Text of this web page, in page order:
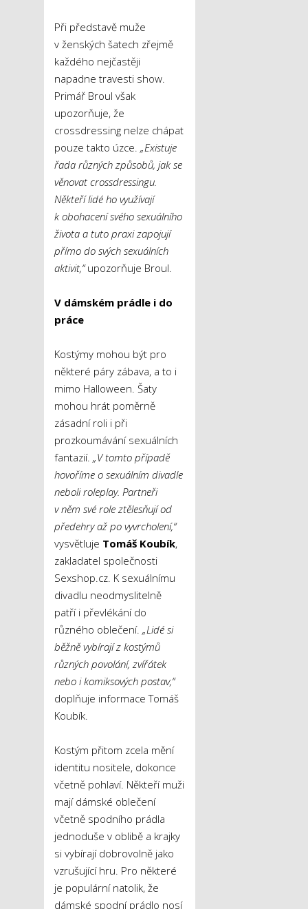
Při představě muže
v ženských šatech zřejmě
každého nejčastěji
napadne travesti show.
Primář Broul však
upozorňuje, že
crossdressing nelze chápat
pouze takto úzce. „Existuje
řada různých způsobů, jak se
věnovat crossdressingu.
Někteří lidé ho využívají
k obohacení svého sexuálního
života a tuto praxi zapojují
přímo do svých sexuálních
aktivit,“upozorňuje Broul.
V dámském prádle i do
práce
Kostýmy mohou být pro
některé páry zábava, a to i
mimo Halloween. Šaty
mohou hrát poměrně
zásadní roli i při
prozkoumávání sexuálních
fantazií. „V tomto případě
hovoříme o sexuálním divadle
neboli roleplay. Partneři
v něm své role ztělesňují od
předehry až po vyvrcholení,“
vysvětluje Tomáš Koubík,
zakladatel společnosti
Sexshop.cz. K sexuálnímu
divadlu neodmyslitelně
patří i převlékání do
různého oblečení. „Lidé si
běžněvybírají z kostýmů
různých povolání, zvířátek
nebo i komiksových postav,“
doplňuje informace Tomáš
Koubík.
Kostým přitom zcela mění
identitu nositele, dokonce
včetně pohlaví. Někteří muži
mají dámské oblečení
včetně spodního prádla
jednoduše v oblibě a krajky
si vybírají dobrovolně jako
vzrušující hru. Pro některé
je populární natolik, že
dámské spodní prádlo nosí